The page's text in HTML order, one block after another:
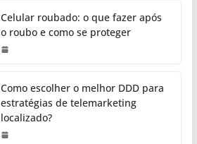
Celular roubado: o que fazer após
o roubo e como se proteger
Como escolher o melhor DDD para
estratégias de telemarketing
localizado?